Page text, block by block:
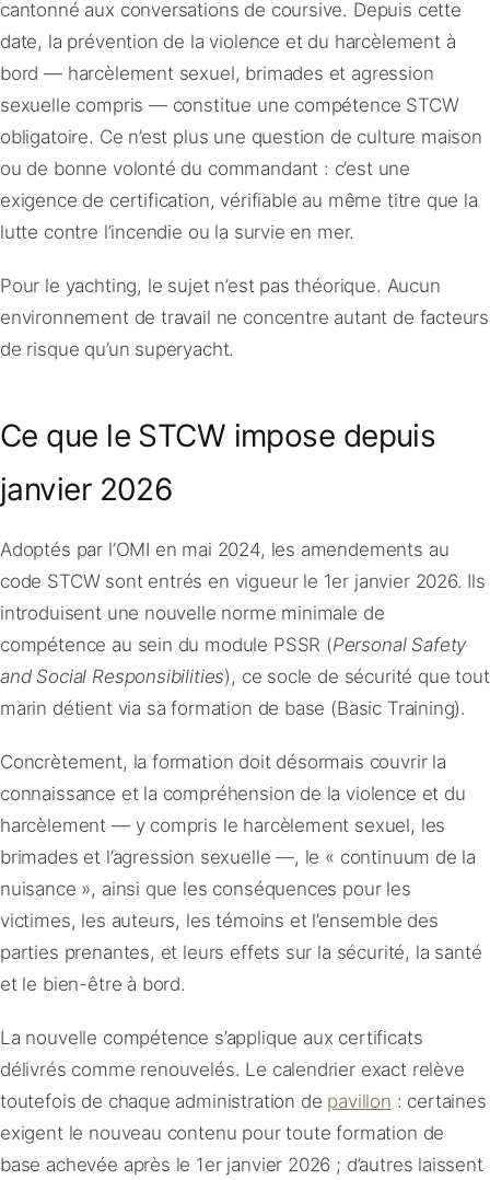
cantonné aux conversations de coursive. Depuis cette
date, la prévention de la violence et du harcèlement à
bord — harcèlement sexuel, brimades et agression
sexuelle compris — constitue une compétence STCW
obligatoire. Ce n’est plus une question de culture maison
ou de bonne volonté du commandant : c’est une
exigence de certification, vérifiable au même titre que la
lutte contre l’incendie ou la survie en mer.
Pour le yachting, le sujet n’est pas théorique. Aucun
environnement de travail ne concentre autant de facteurs
de risque qu’un superyacht.
Ce que le STCW impose depuis
janvier 2026
Adoptés par l’OMI en mai 2024, les amendements au
code STCW sont entrés en vigueur le 1er janvier 2026. Ils
introduisent une nouvelle norme minimale de
compétence au sein du module PSSR (Personal Safety
and Social Responsibilities), ce socle de sécurité que tout
marin détient via sa formation de base (Basic Training).
Concrètement, la formation doit désormais couvrir la
connaissance et la compréhension de la violence et du
harcèlement — y compris le harcèlement sexuel, les
brimades et l’agression sexuelle —, le « continuum de la
nuisance », ainsi que les conséquences pour les
victimes, les auteurs, les témoins et l’ensemble des
parties prenantes, et leurs effets sur la sécurité, la santé
et le bien-être à bord.
La nouvelle compétence s’applique aux certificats
délivrés comme renouvelés. Le calendrier exact relève
toutefois de chaque administration de pavillon : certaines
exigent le nouveau contenu pour toute formation de
base achevée après le 1er janvier 2026 ; d’autres laissent